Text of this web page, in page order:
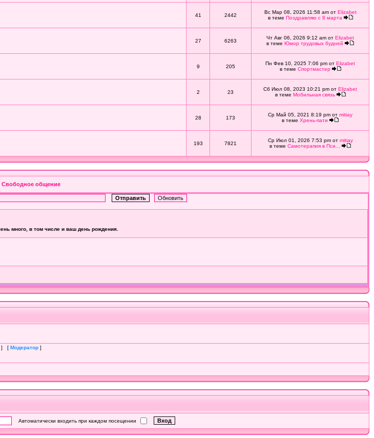
41 2442
Вс Мар 08, 2026 11:58 am от Elizabet
в теме Поздравляю с 8 марта
27 6263
Чт Авг 06, 2026 9:12 am от Elizabet
в теме Юмор трудовых будней
9 205
Пн Фев 10, 2025 7:06 pm от Elizabet
в теме Спортмастер
2 23
Сб Июл 08, 2023 10:21 pm от Elizabet
в теме Мобильная связь
28 173
Ср Май 05, 2021 8:19 pm от mitiay
в теме Хрень-пати
193 7821
Ср Июл 01, 2026 7:53 pm от mitiay
в теме Самотерапия в Пси...
Свободное общение
] [ Модератор ]
Автоматически входить при каждом посещении